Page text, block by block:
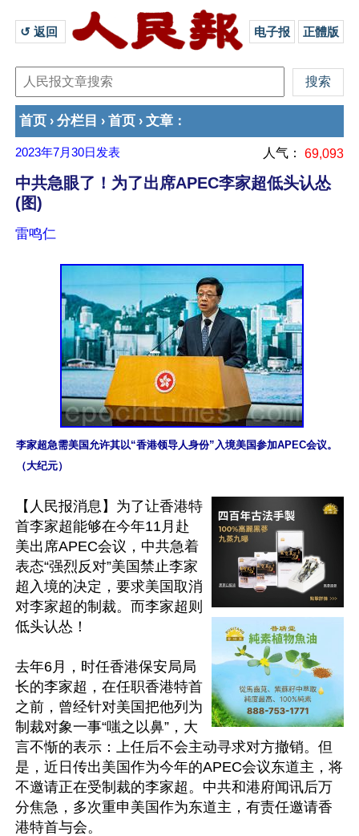
↺ 返回 电子报 正體版
首页 › 分栏目 › 首页 › 文章 ：
2023年7月30日 发表 人气： 69,093
中共急眼了！为了出席APEC李家超低头认怂
(图)
雷鸣仁
李家超急需美国允许其以“香港领导人身份”入境美国参加APEC会议。
（大纪元）
【人民报消息】为了让香港特
首李家超能够在今年11月赴
美出席APEC会议，中共急着
表态“强烈反对”美国禁止李家
超入境的决定，要求美国取消
对李家超的制裁。而李家超则
低头认怂！
去年6月，时任香港保安局局
长的李家超，在任职香港特首
之前，曾经针对美国把他列为
制裁对象一事“嗤之以鼻”，大
言不惭的表示：上任后不会主动寻求对方撤销。但
是，近日传出美国作为今年的APEC会议东道主，将
不邀请正在受制裁的李家超。中共和港府闻讯后万
分焦急，多次重申美国作为东道主，有责任邀请香
港特首与会。